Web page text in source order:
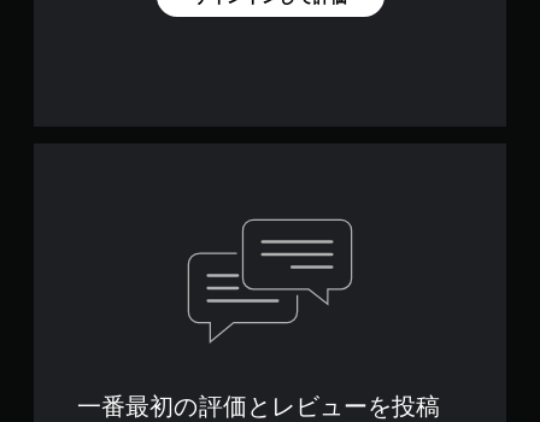
一番最初の評価とレビューを投稿